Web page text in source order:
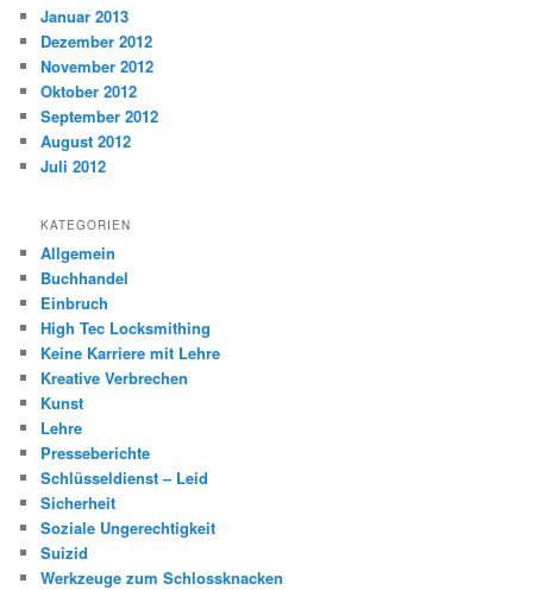
Januar 2013
Dezember 2012
November 2012
Oktober 2012
September 2012
August 2012
Juli 2012
KATEGORIEN
Allgemein
Buchhandel
Einbruch
High Tec Locksmithing
Keine Karriere mit Lehre
Kreative Verbrechen
Kunst
Lehre
Presseberichte
Schlüsseldienst – Leid
Sicherheit
Soziale Ungerechtigkeit
Suizid
Werkzeuge zum Schlossknacken